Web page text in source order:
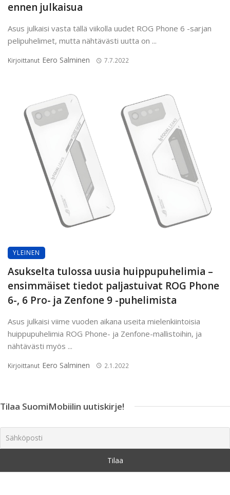
ennen julkaisua
Asus julkaisi vasta tällä viikolla uudet ROG Phone 6 -sarjan
pelipuhelimet, mutta nähtävästi uutta on ...
Kirjoittanut Eero Salminen 7.7.2022
YLEINEN
Asukselta tulossa uusia huippupuhelimia –
ensimmäiset tiedot paljastuivat ROG Phone
6-, 6 Pro- ja Zenfone 9 -puhelimista
Asus julkaisi viime vuoden aikana useita mielenkiintoisia
huippupuhelimia ROG Phone- ja Zenfone-mallistoihin, ja
nähtävästi myös ...
Kirjoittanut Eero Salminen 2.1.2022
Tilaa SuomiMobiilin uutiskirje!